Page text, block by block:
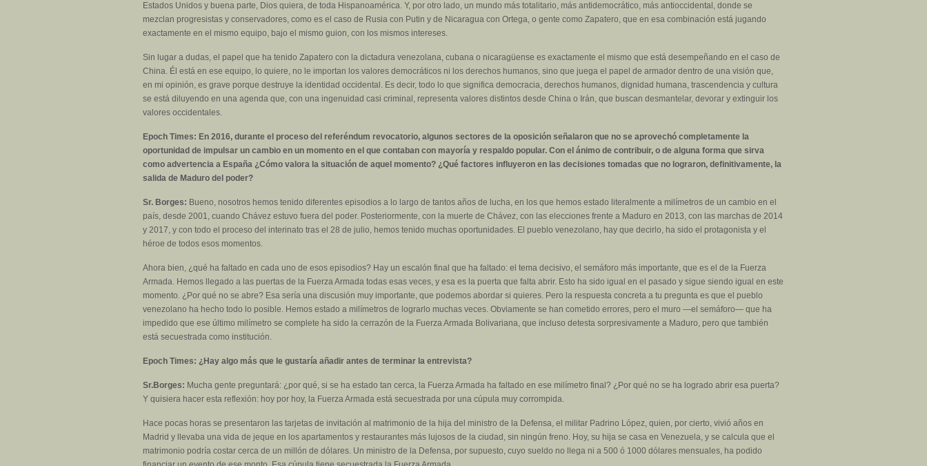
Estados Unidos y buena parte, Dios quiera, de toda Hispanoamérica. Y, por otro lado, un mundo más totalitario, más antidemocrático, más antioccidental, donde se
mezclan progresistas y conservadores, como es el caso de Rusia con Putin y de Nicaragua con Ortega, o gente como Zapatero, que en esa combinación está jugando
exactamente en el mismo equipo, bajo el mismo guion, con los mismos intereses.
Sin lugar a dudas, el papel que ha tenido Zapatero con la dictadura venezolana, cubana o nicaragüense es exactamente el mismo que está desempeñando en el caso de
China. Él está en ese equipo, lo quiere, no le importan los valores democráticos ni los derechos humanos, sino que juega el papel de armador dentro de una visión que,
en mi opinión, es grave porque destruye la identidad occidental. Es decir, todo lo que significa democracia, derechos humanos, dignidad humana, trascendencia y cultura
se está diluyendo en una agenda que, con una ingenuidad casi criminal, representa valores distintos desde China o Irán, que buscan desmantelar, devorar y extinguir los
valores occidentales.
Epoch Times: En 2016, durante el proceso del referéndum revocatorio, algunos sectores de la oposición señalaron que no se aprovechó completamente la
oportunidad de impulsar un cambio en un momento en el que contaban con mayoría y respaldo popular. Con el ánimo de contribuir, o de alguna forma que sirva
como advertencia a España ¿Cómo valora la situación de aquel momento? ¿Qué factores influyeron en las decisiones tomadas que no lograron, definitivamente, la
salida de Maduro del poder?
Sr. Borges: Bueno, nosotros hemos tenido diferentes episodios a lo largo de tantos años de lucha, en los que hemos estado literalmente a milímetros de un cambio en el
país, desde 2001, cuando Chávez estuvo fuera del poder. Posteriormente, con la muerte de Chávez, con las elecciones frente a Maduro en 2013, con las marchas de 2014
y 2017, y con todo el proceso del interinato tras el 28 de julio, hemos tenido muchas oportunidades. El pueblo venezolano, hay que decirlo, ha sido el protagonista y el
héroe de todos esos momentos.
Ahora bien, ¿qué ha faltado en cada uno de esos episodios? Hay un escalón final que ha faltado: el tema decisivo, el semáforo más importante, que es el de la Fuerza
Armada. Hemos llegado a las puertas de la Fuerza Armada todas esas veces, y esa es la puerta que falta abrir. Esto ha sido igual en el pasado y sigue siendo igual en este
momento. ¿Por qué no se abre? Esa sería una discusión muy importante, que podemos abordar si quieres. Pero la respuesta concreta a tu pregunta es que el pueblo
venezolano ha hecho todo lo posible. Hemos estado a milímetros de lograrlo muchas veces. Obviamente se han cometido errores, pero el muro —el semáforo— que ha
impedido que ese último milímetro se complete ha sido la cerrazón de la Fuerza Armada Bolivariana, que incluso detesta sorpresivamente a Maduro, pero que también
está secuestrada como institución.
Epoch Times: ¿Hay algo más que le gustaría añadir antes de terminar la entrevista?
Sr.Borges: Mucha gente preguntará: ¿por qué, si se ha estado tan cerca, la Fuerza Armada ha faltado en ese milímetro final? ¿Por qué no se ha logrado abrir esa puerta?
Y quisiera hacer esta reflexión: hoy por hoy, la Fuerza Armada está secuestrada por una cúpula muy corrompida.
Hace pocas horas se presentaron las tarjetas de invitación al matrimonio de la hija del ministro de la Defensa, el militar Padrino López, quien, por cierto, vivió años en
Madrid y llevaba una vida de jeque en los apartamentos y restaurantes más lujosos de la ciudad, sin ningún freno. Hoy, su hija se casa en Venezuela, y se calcula que el
matrimonio podría costar cerca de un millón de dólares. Un ministro de la Defensa, por supuesto, cuyo sueldo no llega ni a 500 ó 1000 dólares mensuales, ha podido